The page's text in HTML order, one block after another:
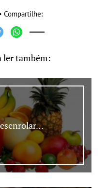
Compartilhe:
ler também: